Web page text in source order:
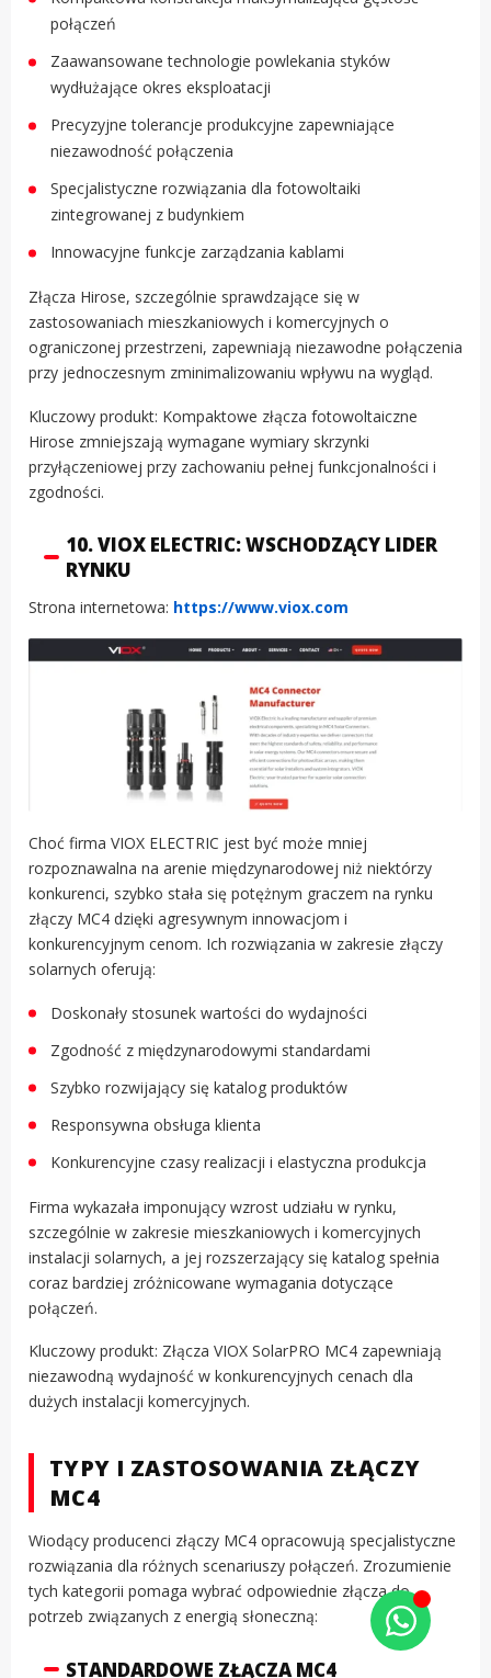
połączeń
Zaawansowane technologie powlekania styków
wydłużające okres eksploatacji
Precyzyjne tolerancje produkcyjne zapewniające
niezawodność połączenia
Specjalistyczne rozwiązania dla fotowoltaiki
zintegrowanej z budynkiem
Innowacyjne funkcje zarządzania kablami
Złącza Hirose, szczególnie sprawdzające się w
zastosowaniach mieszkaniowych i komercyjnych o
ograniczonej przestrzeni, zapewniają niezawodne połączenia
przy jednoczesnym zminimalizowaniu wpływu na wygląd.
Kluczowy produkt: Kompaktowe złącza fotowoltaiczne
Hirose zmniejszają wymagane wymiary skrzynki
przyłączeniowej przy zachowaniu pełnej funkcjonalności i
zgodności.
10. VIOX ELECTRIC: WSCHODZĄCY LIDER
RYNKU
Strona internetowa: https://www.viox.com
Choć firma VIOX ELECTRIC jest być może mniej
rozpoznawalna na arenie międzynarodowej niż niektórzy
konkurenci, szybko stała się potężnym graczem na rynku
złączy MC4 dzięki agresywnym innowacjom i
konkurencyjnym cenom. Ich rozwiązania w zakresie złączy
solarnych oferują:
Doskonały stosunek wartości do wydajności
Zgodność z międzynarodowymi standardami
Szybko rozwijający się katalog produktów
Responsywna obsługa klienta
Konkurencyjne czasy realizacji i elastyczna produkcja
Firma wykazała imponujący wzrost udziału w rynku,
szczególnie w zakresie mieszkaniowych i komercyjnych
instalacji solarnych, a jej rozszerzający się katalog spełnia
coraz bardziej zróżnicowane wymagania dotyczące
połączeń.
Kluczowy produkt: Złącza VIOX SolarPRO MC4 zapewniają
niezawodną wydajność w konkurencyjnych cenach dla
dużych instalacji komercyjnych.
TYPY I ZASTOSOWANIA ZŁĄCZY
MC4
Wiodący producenci złączy MC4 opracowują specjalistyczne
rozwiązania dla różnych scenariuszy połączeń. Zrozumienie
tych kategorii pomaga wybrać odpowiednie złącza do
potrzeb związanych z energią słoneczną:
STANDARDOWE ZŁĄCZA MC4